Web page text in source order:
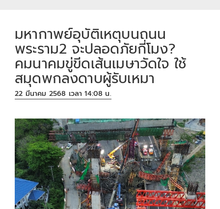
มหากาพย์อุบัติเหตุบนถนน
พระราม2 จะปลอดภัยกี่โมง?
คมนาคมขู่ขีดเส้นเมษาวัดใจ ใช้
สมุดพกลงดาบผู้รับเหมา
22 มีนาคม 2568 เวลา 14:08 น.